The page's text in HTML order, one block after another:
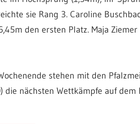
sie Rang 3. Caroline
den ersten Platz. Maja
stehen mit den
die nächsten Wettkämpfe auf dem